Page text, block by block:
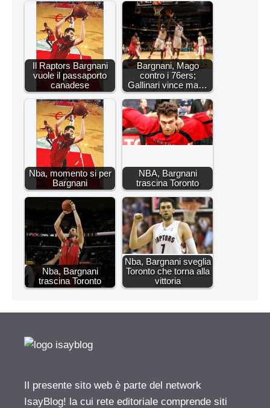
Il Raptors Bargnani
vuole il passaporto
canadese
Bargnani, Mago
contro i 76ers;
Gallinari vince ma…
Nba, momento si per
Bargnani
NBA, Bargnani
trascina Toronto
Nba, Bargnani
trascina Toronto
Nba, Bargnani sveglia
Toronto che torna alla
vittoria
Il presente sito web è parte del network
IsayBlog! la cui rete editoriale comprende siti